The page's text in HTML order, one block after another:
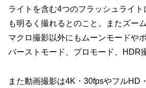
ライトを含む4つのフラッシュライ
も明るく撮れるとのこと。またズー
マクロ撮影以外にもムーンモードや
バーストモード、プロモード、HDR
また動画撮影は4K・30fpsやフルHD